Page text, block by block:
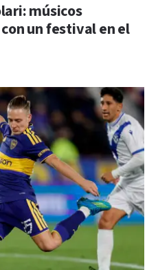
músicos
un festival en el